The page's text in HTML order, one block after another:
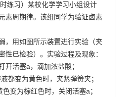
练习）某校化学学习小组设计
素周期律。该组同学为验证卤素
，用如图所示装置进行实验（夹
性已检验）。实验过程及现象：
开活塞a，滴加浓盐酸；
都变为黄色时，夹紧弹簧夹；
变为棕红色时，关闭活塞a；